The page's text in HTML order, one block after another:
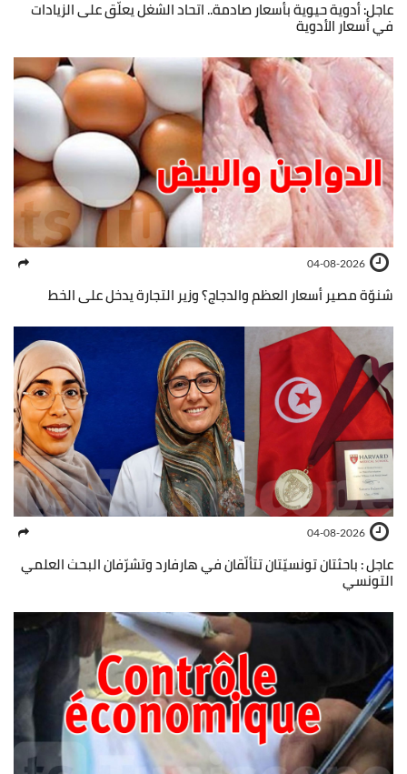
عاجل: أدوية حيوية بأسعار صادمة.. اتحاد الشغل يعلّق على الزيادات
في أسعار الأدوية
04-08-2026
شنوّة مصير أسعار العظم والدجاج؟ وزير التجارة يدخل على الخط
04-08-2026
عاجل : باحثتان تونسيّتان تتألّقان في هارفارد وتشرّفان البحث العلمي
التونسي